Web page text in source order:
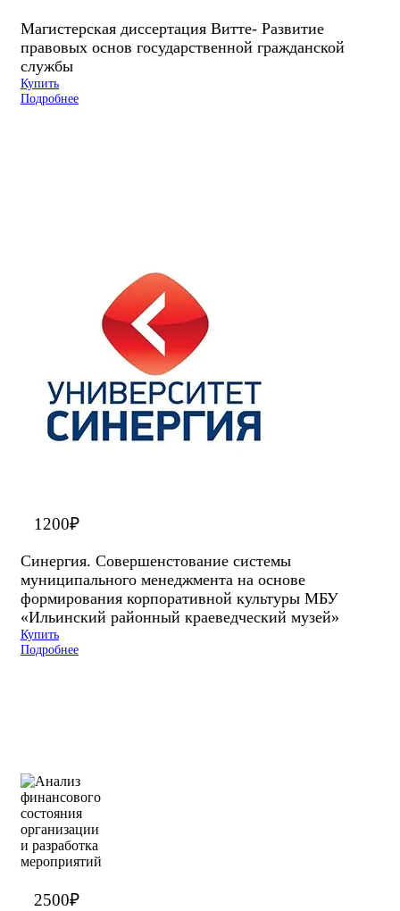
Магистерская диссертация Витте- Развитие
правовых основ государственной гражданской
службы
Купить
Подробнее
1200₽
Синергия. Cовершенстование системы
муниципального менеджмента на основе
формирования корпоративной культуры МБУ
«Ильинский районный краеведческий музей»
Купить
Подробнее
2500₽